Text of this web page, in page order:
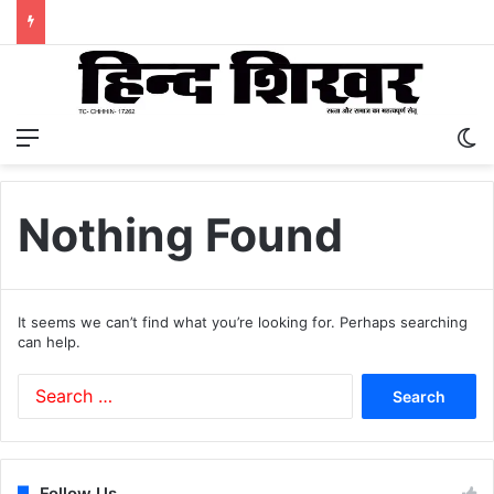
Nothing Found
It seems we can’t find what you’re looking for. Perhaps searching
can help.
r